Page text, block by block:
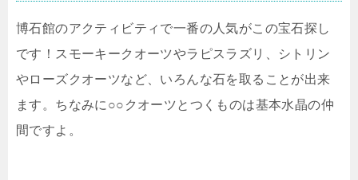
博石館のアクティビティで一番の人気がこの宝石探し
です！スモーキークオーツやラピスラズリ、シトリン
やローズクオーツなど、いろんな石を取ることが出来
ます。ちなみに○○クオーツとつくものは基本水晶の仲
間ですよ。